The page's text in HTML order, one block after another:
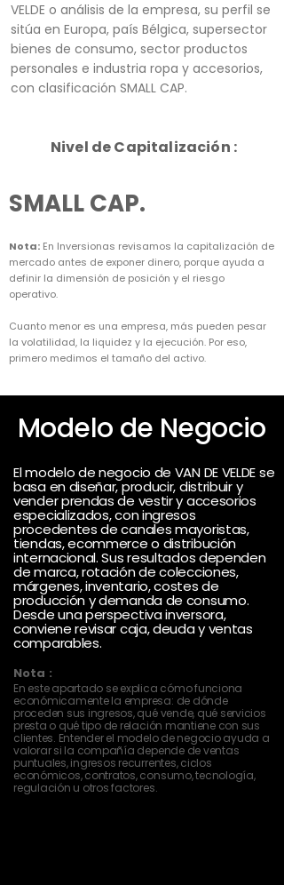
VELDE o análisis de la empresa, su perfil se
sitúa en Europa, país Bélgica, supersector
bienes de consumo, sector productos
personales e industria ropa y accesorios,
con clasificación SMALL CAP.
Nivel de Capitalización :
SMALL CAP.
Nota: En Inversionas revisamos la capitalización de
mercado antes de exponer dinero, porque ayuda a
definir la dimensión de posición y el riesgo
operativo.
Cuanto menor es una empresa, más pueden pesar
la volatilidad, la liquidez y la ejecución. Por eso,
primero medimos el tamaño del activo.
Modelo de Negocio
El modelo de negocio de VAN DE VELDE se
basa en diseñar, producir, distribuir y
vender prendas de vestir y accesorios
especializados, con ingresos
procedentes de canales mayoristas,
tiendas, ecommerce o distribución
internacional. Sus resultados dependen
de marca, rotación de colecciones,
márgenes, inventario, costes de
producción y demanda de consumo.
Desde una perspectiva inversora,
conviene revisar caja, deuda y ventas
comparables.
Nota :
En este apartado se explica cómo funciona
económicamente la empresa: de dónde
proceden sus ingresos, qué vende, qué servicios
presta o qué tipo de relación mantiene con sus
clientes. Entender el modelo de negocio ayuda a
valorar si la compañía depende de ventas
puntuales, ingresos recurrentes, ciclos
económicos, contratos, consumo, tecnología,
regulación u otros factores.